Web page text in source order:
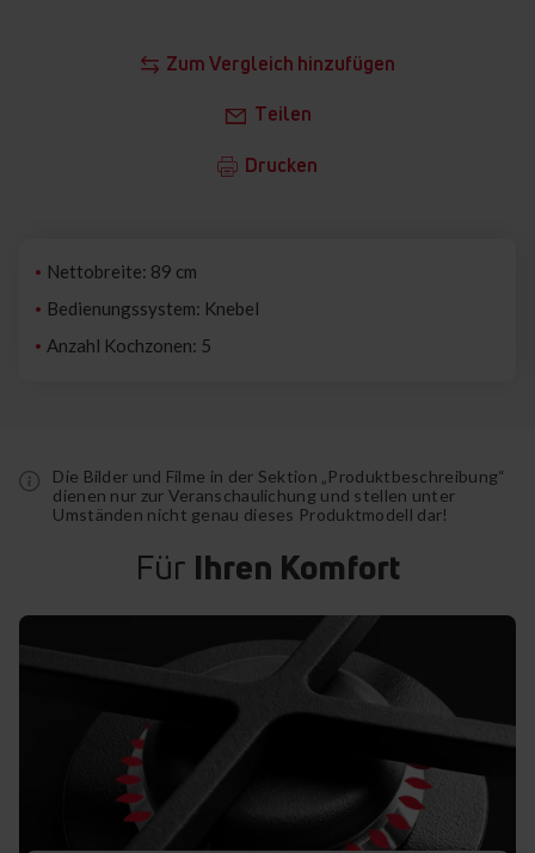
Zum Vergleich hinzufügen
Teilen
Drucken
Nettobreite: 89 cm
Bedienungssystem: Knebel
Anzahl Kochzonen: 5
Die Bilder und Filme in der Sektion „Produktbeschreibung“
dienen nur zur Veranschaulichung und stellen unter
Umständen nicht genau dieses Produktmodell dar!
Für Ihren Komfort